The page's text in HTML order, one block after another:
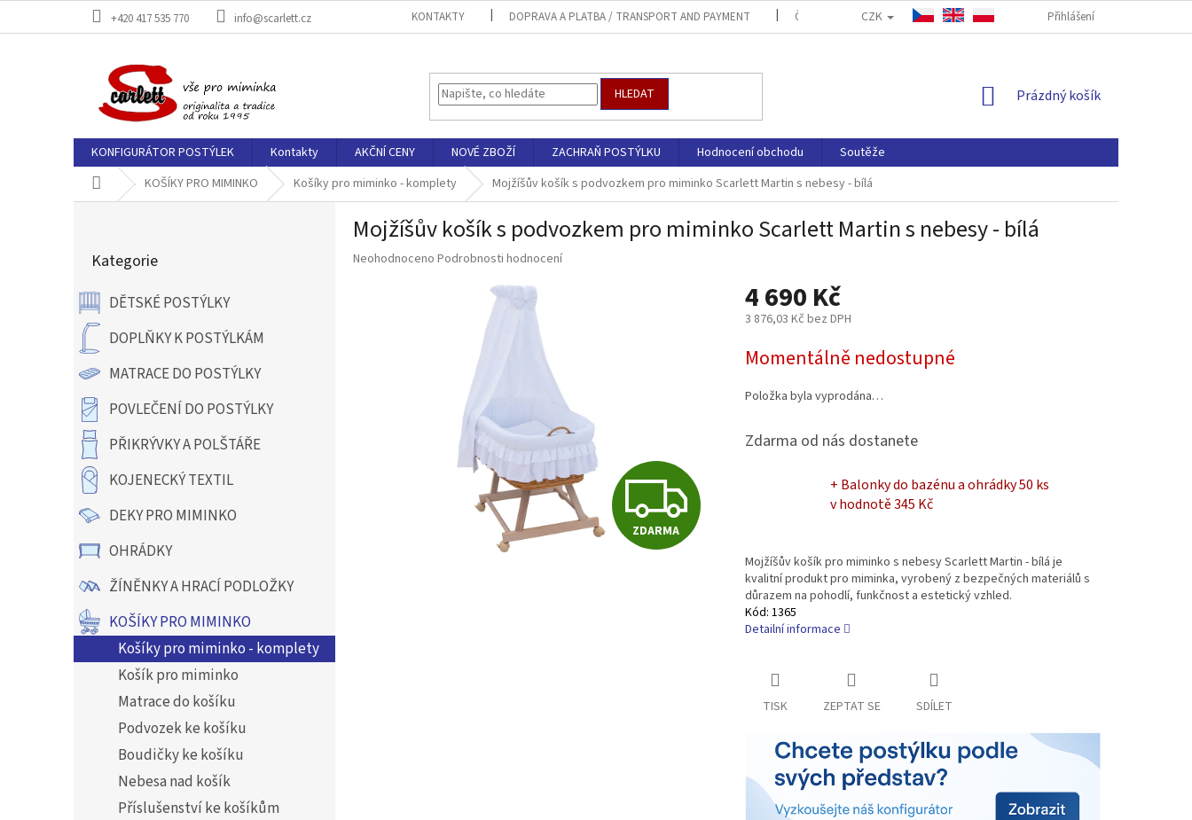
+420 417 535 770 info@scarlett.cz KONTAKTY DOPRAVA A PLATBA / TRANSPORT AND PAYMENT ČASTÉ DOTAZY FORMULÁŘ PRO ODSTOUPENÍ OD SMLOUVY
CZK Přihlášení
HLEDAT
NÁKUPNÍ
Prázdný košík
KONFIGURÁTOR POSTÝLEK Kontakty AKČNÍ CENY NOVÉ ZBOŽÍ ZACHRAŇ POSTÝLKU Hodnocení obchodu
Soutěže
Domů KOŠÍKY PRO MIMINKO Košíky pro miminko - komplety Mojžíšův košík s podvozkem pro miminko Scarlett Martin s nebesy - bílá
a
n
p
n
kategorie
Kategorie
DĚTSKÉ POSTÝLKY
DOPLŇKY K POSTÝLKÁM
MATRACE DO POSTÝLKY
POVLEČENÍ DO POSTÝLKY
PŘIKRÝVKY A POLŠTÁŘE
KOJENECKÝ TEXTIL
DEKY PRO MIMINKO
OHRÁDKY
ŽÍNĚNKY A HRACÍ PODLOŽKY
KOŠÍKY PRO MIMINKO
Košíky pro miminko - komplety
Košík pro miminko
Matrace do košíku
Podvozek ke košíku
Boudičky ke košíku
Nebesa nad košík
Příslušenství ke košíkům
Mojžíšův košík s podvozkem pro miminko Scarlett Martin s nebesy - bílá
Průměrné
Neohodnoceno Podrobnosti hodnocení
Z
D
ZDARMA
4 690 Kč
3 876,03 Kč bez DPH
cena:
Momentálně nedostupné
Položka byla vyprodána…
Zdarma od nás dostanete
+ Balonky do bazénu a ohrádky 50 ks
v hodnotě 345 Kč
Mojžíšův košík pro miminko s nebesy Scarlett Martin - bílá je
kvalitní produkt pro miminka, vyrobený z bezpečných materiálů s
důrazem na pohodlí, funkčnost a estetický vzhled.
Kód: 1365
Detailní informace
TISK ZEPTAT SE SDÍLET